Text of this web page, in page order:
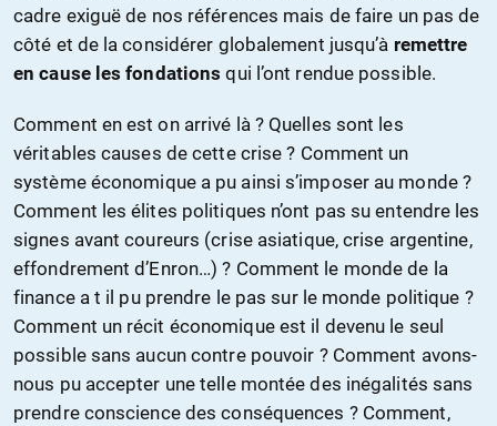
cadre exiguë de nos références mais de faire un pas de
côté et de la considérer globalement jusqu’à remettre
en cause les fondations qui l’ont rendue possible.
Comment en est on arrivé là ? Quelles sont les
véritables causes de cette crise ? Comment un
système économique a pu ainsi s’imposer au monde ?
Comment les élites politiques n’ont pas su entendre les
signes avant coureurs (crise asiatique, crise argentine,
effondrement d’Enron…) ? Comment le monde de la
finance a t il pu prendre le pas sur le monde politique ?
Comment un récit économique est il devenu le seul
possible sans aucun contre pouvoir ? Comment avons-
nous pu accepter une telle montée des inégalités sans
prendre conscience des conséquences ? Comment,